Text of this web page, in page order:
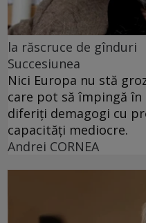
la răscruce de gînduri
Succesiunea
Nici Europa nu stă
care pot să împingă
diferiți demagogi cu
capacități mediocre.
Andrei CORNEA